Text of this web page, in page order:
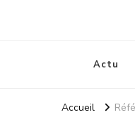
Actu
Accueil